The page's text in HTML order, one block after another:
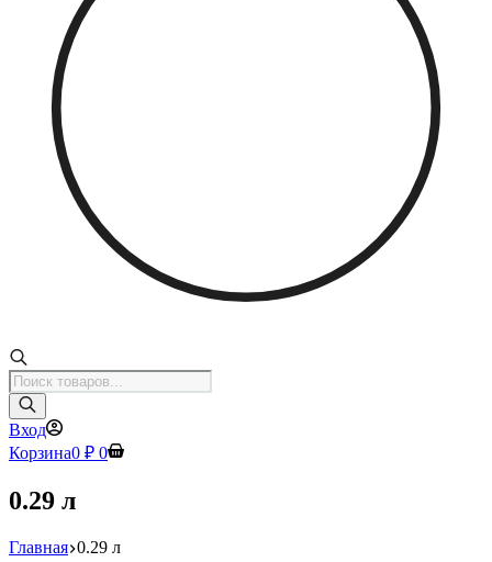
Поиск
товаров
Вход
Корзина0 ₽ 0
0.29 л
Главная 0.29 л